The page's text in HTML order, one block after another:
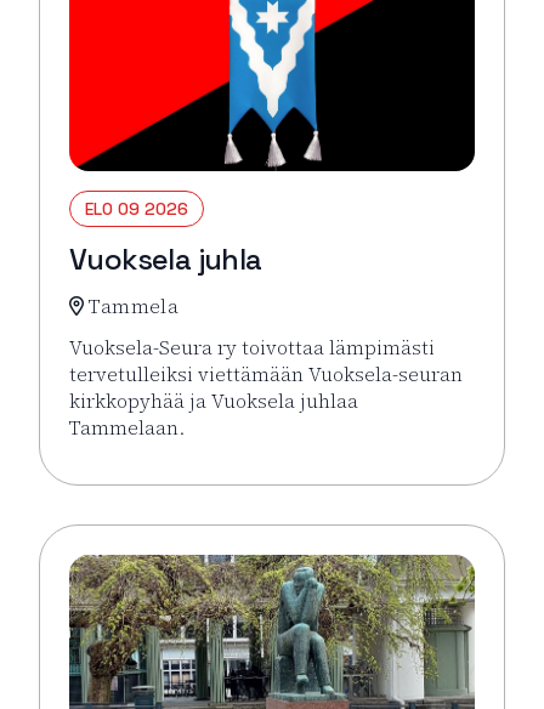
ELO 09 2026
Vuoksela juhla
Tammela
Vuoksela-Seura ry toivottaa lämpimästi
tervetulleiksi viettämään Vuoksela-seuran
kirkkopyhää ja Vuoksela juhlaa
Tammelaan.